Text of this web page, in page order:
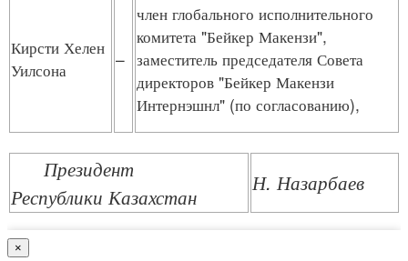
Кирсти Хелен
Уилсона
–
член глобального исполнительного
комитета "Бейкер Макензи",
заместитель председателя Совета
директоров "Бейкер Макензи
Интернэшнл" (по согласованию),
Президент
Республики Казахстан
Н. Назарбаев
×